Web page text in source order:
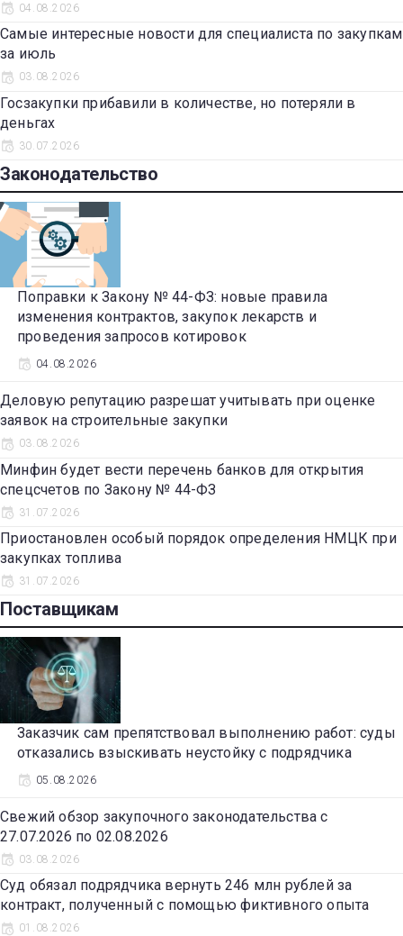
04.08.2026
Самые интересные новости для специалиста по закупкам
за июль
03.08.2026
Госзакупки прибавили в количестве, но потеряли в
деньгах
30.07.2026
Законодательство
Поправки к Закону № 44-ФЗ: новые правила
изменения контрактов, закупок лекарств и
проведения запросов котировок
04.08.2026
Деловую репутацию разрешат учитывать при оценке
заявок на строительные закупки
03.08.2026
Минфин будет вести перечень банков для открытия
спецсчетов по Закону № 44-ФЗ
31.07.2026
Приостановлен особый порядок определения НМЦК при
закупках топлива
31.07.2026
Поставщикам
Заказчик сам препятствовал выполнению работ: суды
отказались взыскивать неустойку с подрядчика
05.08.2026
Свежий обзор закупочного законодательства с
27.07.2026 по 02.08.2026
03.08.2026
Суд обязал подрядчика вернуть 246 млн рублей за
контракт, полученный с помощью фиктивного опыта
01.08.2026